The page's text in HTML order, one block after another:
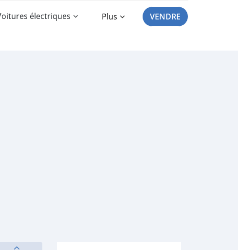
électriques Plus VENDRE